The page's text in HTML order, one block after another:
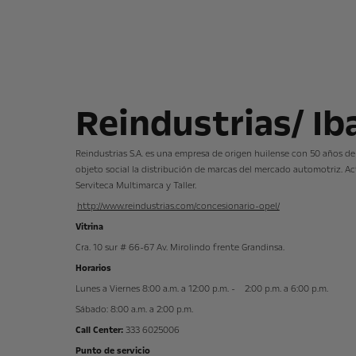
Reindustrias/
Reindustrias S.A. es una empresa de origen huilense con 50 años
objeto social la distribución de marcas del mercado automotriz.
Serviteca Multimarca y Taller.
http://www.reindustrias.com/concesionario-opel/
Vitrina
Cra. 10 sur # 66-67 Av. Mirolindo frente Grandinsa.
Horarios
Lunes a Viernes 8:00 a.m. a 12:00 p.m. - 2:00 p.m. a 6:00 p.m.
Sábado: 8:00 a.m. a 2:00 p.m.
Call Center:333 6025006
Punto de servicio